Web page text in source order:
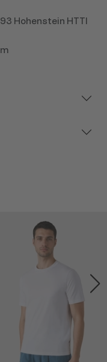
Hohenstein HTTI